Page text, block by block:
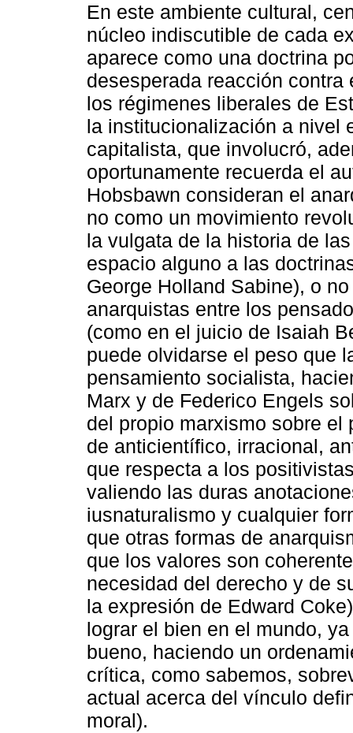
En este ambiente cultural,
núcleo indiscutible de cada
aparece como una doctrina
desesperada reacción
los régimenes liberales de
la institucionalización a nivel
capitalista, que involucró,
oportunamente recuerda el
Hobsbawn consideran el
no como un movimiento
la vulgata de la historia de
espacio alguno a las
George Holland Sabine), o
anarquistas entre los
(como en el juicio de Isaiah
puede olvidarse el peso que
pensamiento socialista,
Marx y de Federico Engels
del propio marxismo sobre
de anticientífico, irracional,
que respecta a los
valiendo las duras
iusnaturalismo y cualquier
que otras formas de
que los valores son
necesidad del derecho y de
la expresión de Edward
lograr el bien en el mundo,
bueno, haciendo un
crítica, como sabemos,
actual acerca del vínculo
moral).